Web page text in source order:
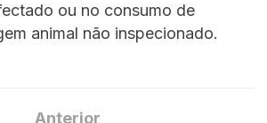
ou no consumo de
animal não inspecionado.
Anterior